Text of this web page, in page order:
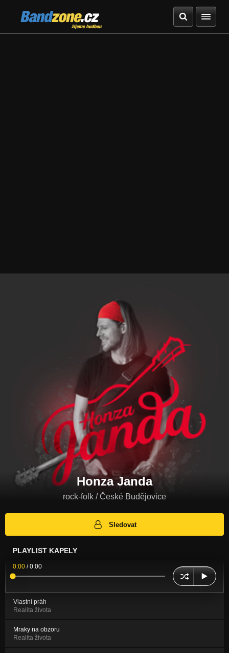
Bandzone.cz
žijeme hudbou
Honza Janda
rock-folk / České Budějovice
Sledovat
PLAYLIST KAPELY
0:00 /0:00
Vlastní práh
Realita života
Mraky na obzoru
Realita života